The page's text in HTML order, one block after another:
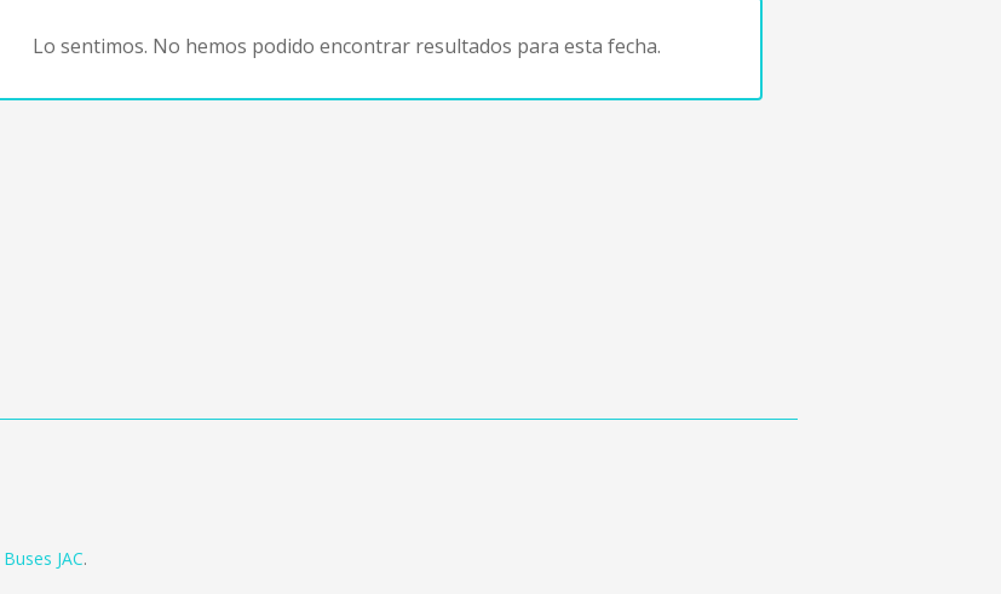
Lo sentimos. No hemos podido encontrar resultados para esta fecha.
Buses JAC.